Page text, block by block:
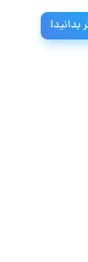
بدانید!